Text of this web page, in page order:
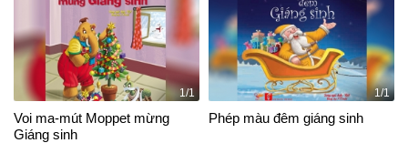
1/1
Voi ma-mút Moppet mừng
Giáng sinh
1/1
Phép màu đêm giáng sinh